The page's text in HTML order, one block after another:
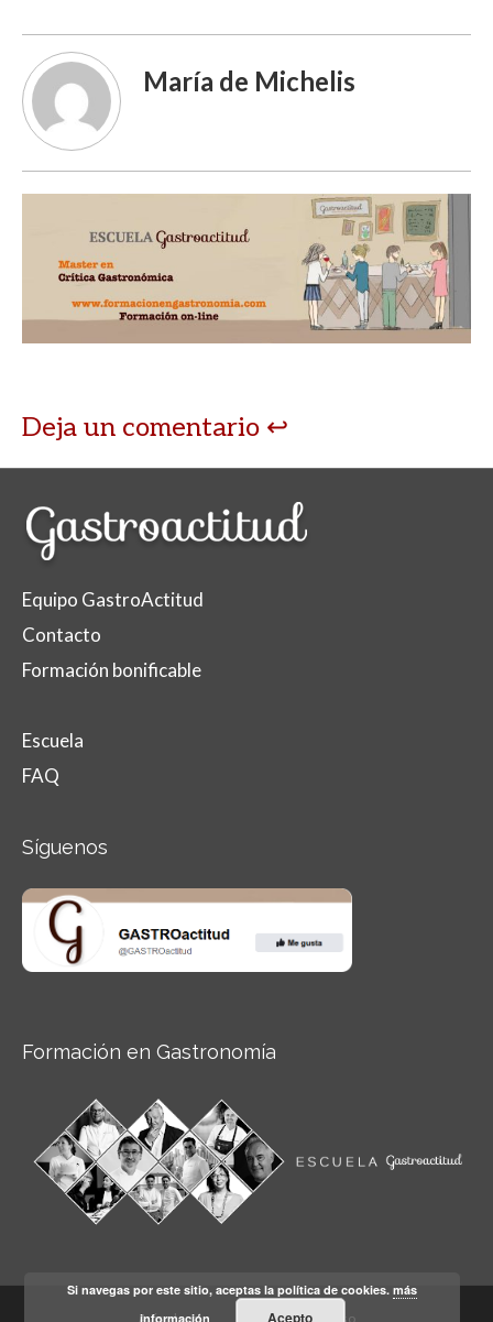
María de Michelis
Deja un comentario
Equipo GastroActitud
Contacto
Formación bonificable
Escuela
FAQ
Síguenos
Formación en Gastronomía
Aviso legal Condiciones de Uso
Si navegas por este sitio, aceptas la política de cookies.más
información
Acepto